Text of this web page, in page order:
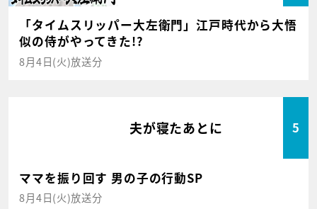
「タイムスリッパー大左衛門」江戸時代から大悟
似の侍がやってきた!?
8月4日(火)放送分
夫が寝たあとに 5
ママを振り回す 男の子の行動SP
8月4日(火)放送分